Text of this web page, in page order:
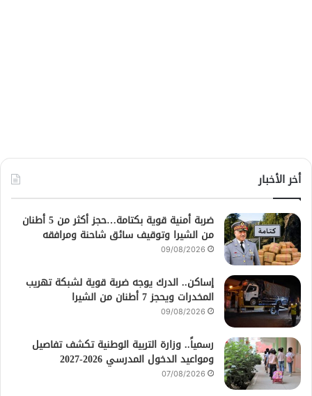
أخر الأخبار
ضربة أمنية قوية بكتامة…حجز أكثر من 5 أطنان
من الشيرا وتوقيف سائق شاحنة ومرافقه
09/08/2026
إساكن.. الدرك يوجه ضربة قوية لشبكة تهريب
المخدرات ويحجز 7 أطنان من الشيرا
09/08/2026
رسمياً.. وزارة التربية الوطنية تكشف تفاصيل
ومواعيد الدخول المدرسي 2026-2027
07/08/2026